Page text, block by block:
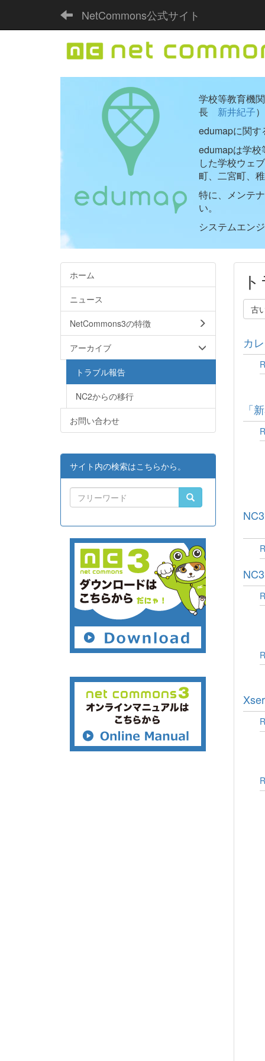
NetCommons公式サイト
学校等教育機
長 新井紀子
edumapに関
edumapは学
した学校ウェ
町、二宮町、
特に、メンテ
い。
システムエン
古
カ
「
ホーム
ニュース
NetCommons3の特徴
アーカイブ
トラブル報告
NC2からの移行
お問い合わせ
サイト内の検索はこちらから。